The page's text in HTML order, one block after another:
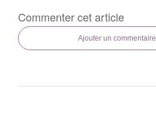
Commenter cet article
Ajouter un commentaire